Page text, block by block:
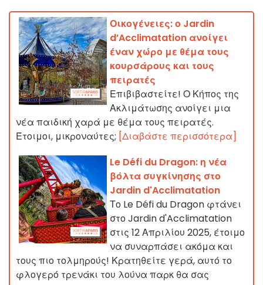
Οικογένειες: ο Jardin
d’Acclimatation ανοίγει
έναν χώρο με θέμα τους
κουρσάρους και τους
πειρατές
Επιβιβαστείτε! Ο Κήπος της
Ακλιμάτωσης ανοίγει μια
νέα παιδική χαρά με θέμα τους πειρατές.
Έτοιμοι, μικροναύτες; [Διαβάστε περισσότερα]
Le Défi du Dragon: η νέα
βόλτα συγκίνησης στο
Jardin d'Acclimatation
Το Le Défi du Dragon φτάνει
στο Jardin d'Acclimatation
στις 12 Απριλίου 2025, έτοιμο
να συναρπάσει ακόμα και
τους πιο τολμηρούς! Κρατηθείτε γερά, αυτό το
φλογερό τρενάκι του λούνα παρκ θα σας